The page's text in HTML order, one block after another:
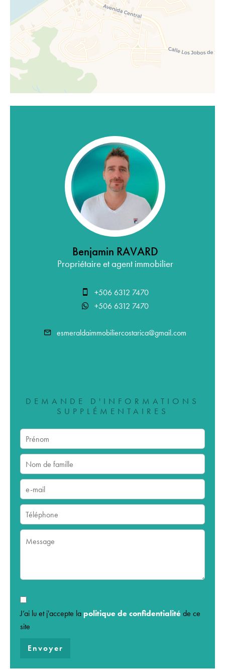
Benjamin RAVARD
Propriétaire et agent immobilier
+506 6312 7470
+506 6312 7470
esmeraldaimmobiliercostarica@gmail.com
DEMANDE D'INFORMATIONS
SUPPLÉMENTAIRES
J’ai lu et j'accepte la politique de confidentialité de ce
site
Envoyer